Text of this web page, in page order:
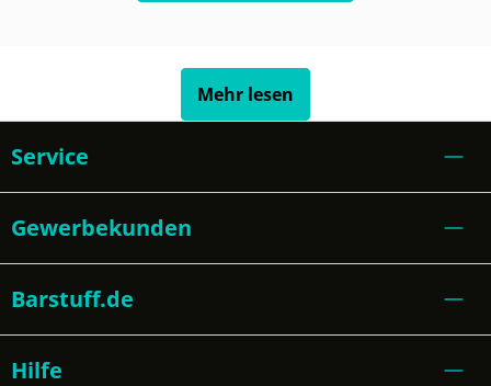
Mehr lesen
Service
Gewerbekunden
Barstuff.de
Hilfe